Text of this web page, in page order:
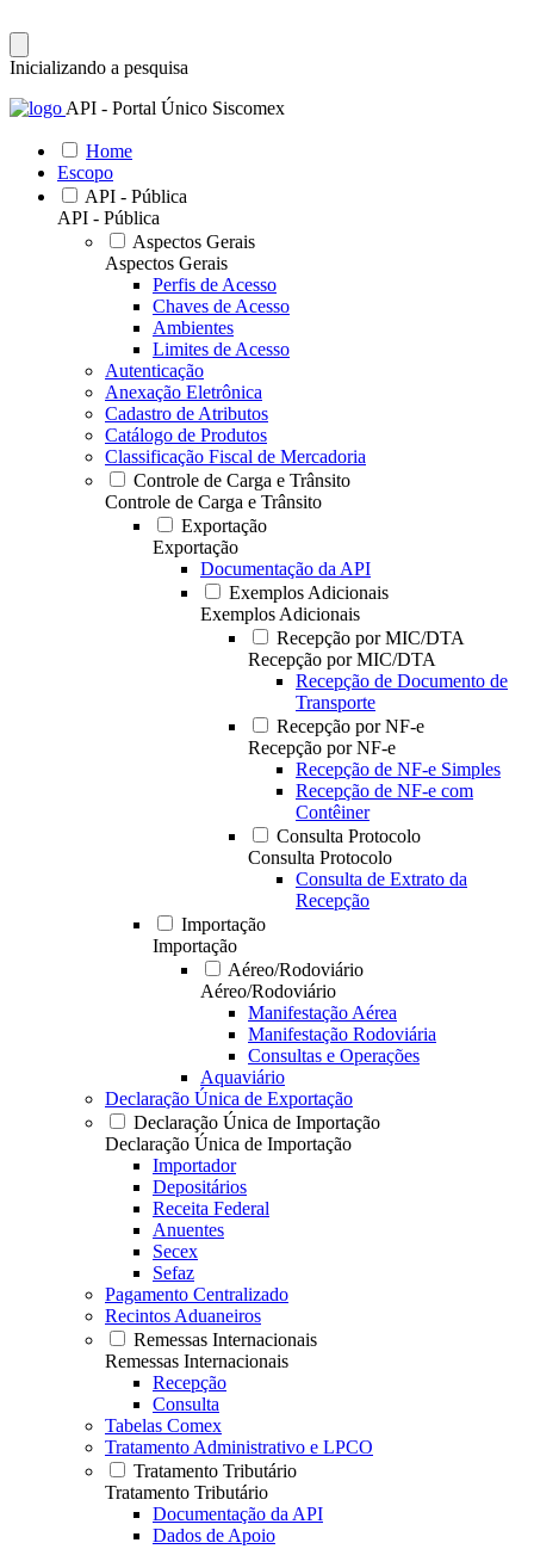
Inicializando a pesquisa
API - Portal Único Siscomex
Home
Escopo
API - Pública
API - Pública
Aspectos Gerais
Aspectos Gerais
Perfis de Acesso
Chaves de Acesso
Ambientes
Limites de Acesso
Autenticação
Anexação Eletrônica
Cadastro de Atributos
Catálogo de Produtos
Classificação Fiscal de Mercadoria
Controle de Carga e Trânsito
Controle de Carga e Trânsito
Exportação
Exportação
Documentação da API
Exemplos Adicionais
Exemplos Adicionais
Recepção por MIC/DTA
Recepção por MIC/DTA
Recepção de Documento de
Transporte
Recepção por NF-e
Recepção por NF-e
Recepção de NF-e Simples
Recepção de NF-e com
Contêiner
Consulta Protocolo
Consulta Protocolo
Consulta de Extrato da
Recepção
Importação
Importação
Aéreo/Rodoviário
Aéreo/Rodoviário
Manifestação Aérea
Manifestação Rodoviária
Consultas e Operações
Aquaviário
Declaração Única de Exportação
Declaração Única de Importação
Declaração Única de Importação
Importador
Depositários
Receita Federal
Anuentes
Secex
Sefaz
Pagamento Centralizado
Recintos Aduaneiros
Remessas Internacionais
Remessas Internacionais
Recepção
Consulta
Tabelas Comex
Tratamento Administrativo e LPCO
Tratamento Tributário
Tratamento Tributário
Documentação da API
Dados de Apoio